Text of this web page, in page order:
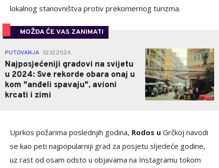
lokalnog stanovništva protiv prekomernog turizma.
MOŽDA ĆE VAS ZANIMATI
PUTOVANJA 12.12.2024.
Najposjećeniji gradovi na svijetu
u 2024: Sve rekorde obara onaj u
kom "anđeli spavaju", avioni
krcati i zimi
0
Uprkos požarima poslednjih godina, Rodos u Grčkoj navodi
se kao peti najpopularniji grad za posjetu sljedeće godine,
uz rast od osam odsto u objavama na Instagramu tokom